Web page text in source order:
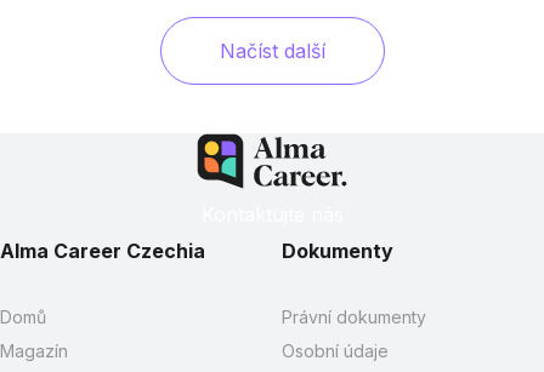
Načíst další
Alma Career Czechia
Domů
Magazín
Dokumenty
Právní dokumenty
Osobní údaje